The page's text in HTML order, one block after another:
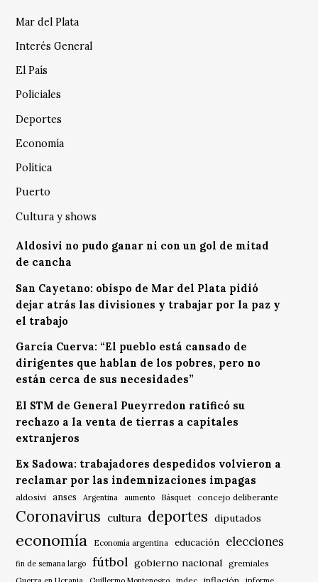
Mar del Plata
Interés General
El País
Policiales
Deportes
Economía
Política
Puerto
Cultura y shows
Aldosivi no pudo ganar ni con un gol de mitad
de cancha
San Cayetano: obispo de Mar del Plata pidió
dejar atrás las divisiones y trabajar por la paz y
el trabajo
García Cuerva: “El pueblo está cansado de
dirigentes que hablan de los pobres, pero no
están cerca de sus necesidades”
El STM de General Pueyrredon ratificó su
rechazo a la venta de tierras a capitales
extranjeros
Ex Sadowa: trabajadores despedidos volvieron a
reclamar por las indemnizaciones impagas
aldosivi anses Argentina aumento Básquet concejo deliberante
Coronavirus cultura deportes diputados
economía Economía argentina educación elecciones
fin de semana largo fútbol gobierno nacional gremiales